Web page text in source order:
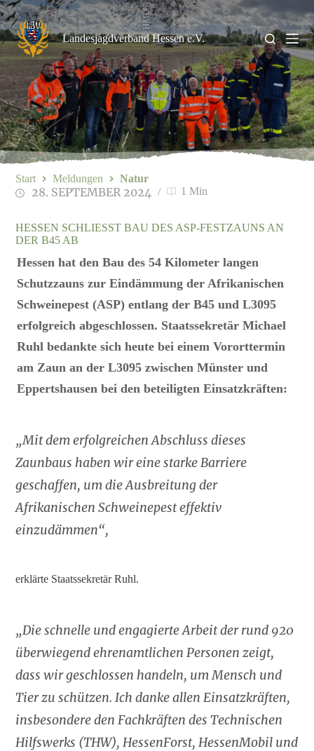
Zum
Inhalt
springen
Landesjagdverband Hessen e.V.
HMLU
HESSEN SCHLIESST BAU DES ASP-FESTZAUNS AN D
ER B45 AB
28. SEPTEMBER 2024 1 Min
Start Meldungen Natur
Hessen hat den Bau des 54 Kilometer langen
Schutzzauns zur Eindämmung der Afrikanischen
Schweinepest (ASP) entlang der B45 und L3095
erfolgreich abgeschlossen. Staatssekretär Michael
Ruhl bedankte sich heute bei einem Vororttermin
am Zaun an der L3095 zwischen Münster und
Eppertshausen bei den beteiligten Einsatzkräften:
„Mit dem erfolgreichen Abschluss dieses
Zaunbaus haben wir eine starke Barriere
geschaffen, um die Ausbreitung der
Afrikanischen Schweinepest effektiv
einzudämmen“,
erklärte Staatssekretär Ruhl.
„Die schnelle und engagierte Arbeit der rund 920
überwiegend ehrenamtlichen Personen zeigt,
dass wir geschlossen handeln, um Mensch und
Tier zu schützen. Ich danke allen Einsatzkräften,
insbesondere den Fachkräften des Technischen
Hilfswerks (THW), HessenForst, HessenMobil und